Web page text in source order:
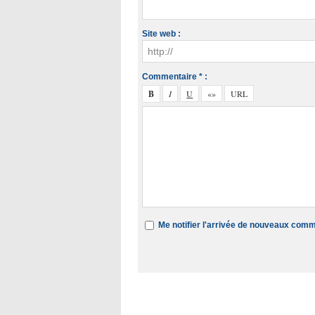
Site web :
Commentaire * :
Me notifier l'arrivée de nouveaux